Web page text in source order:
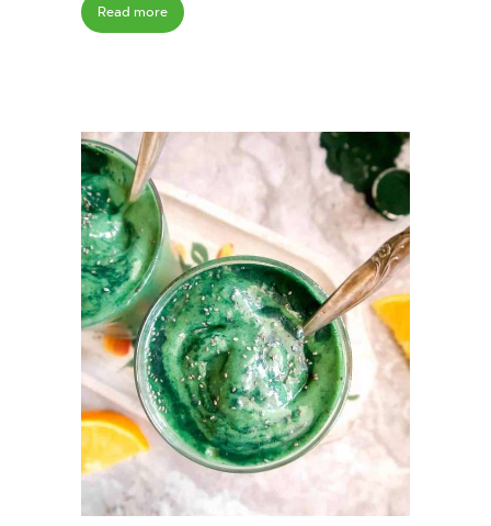
Read more